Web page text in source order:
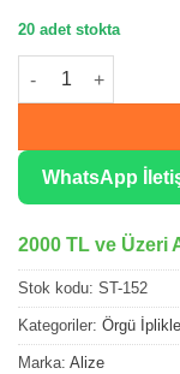
20 adet stokta
Alize Süperlana
WhatsApp
2000 TL ve Üzeri
Stok kodu: ST-152
Kategoriler: Örgü
Marka: Alize